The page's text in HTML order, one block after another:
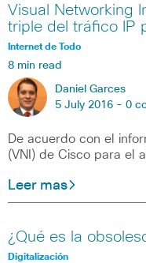
Visual Networking
triple del tráfico IP
Internet de Todo
8 min read
Daniel Garces
5 July 2016 - 0
De acuerdo con el
(VNI) de Cisco para el
Leer mas
¿Qué es la
Digitalización